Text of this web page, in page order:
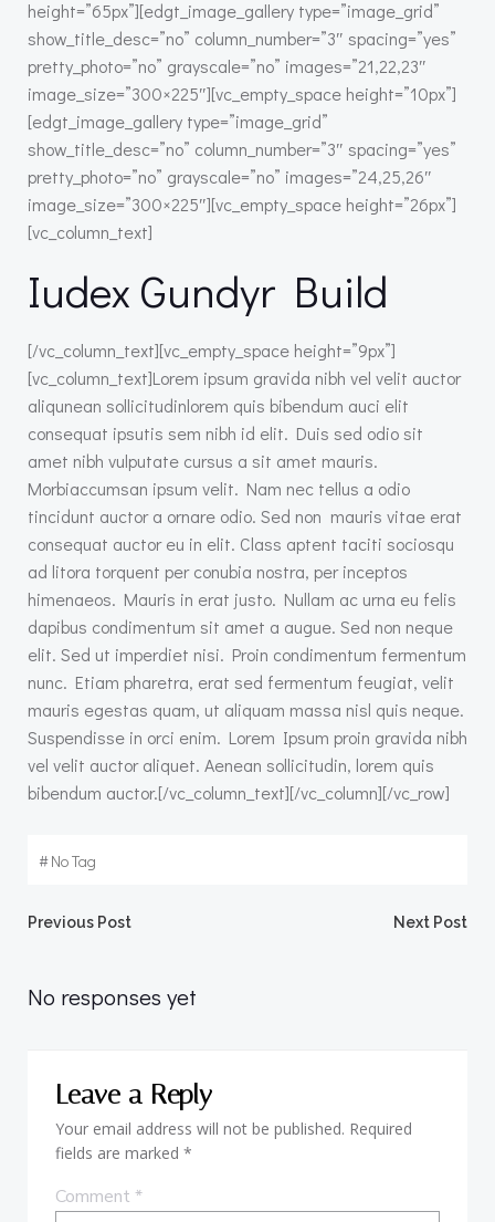
height=”65px”][edgt_image_gallery type=”image_grid”
show_title_desc=”no” column_number=”3″ spacing=”yes”
pretty_photo=”no” grayscale=”no” images=”21,22,23″
image_size=”300×225″][vc_empty_space height=”10px”]
[edgt_image_gallery type=”image_grid”
show_title_desc=”no” column_number=”3″ spacing=”yes”
pretty_photo=”no” grayscale=”no” images=”24,25,26″
image_size=”300×225″][vc_empty_space height=”26px”]
[vc_column_text]
Iudex Gundyr Build
[/vc_column_text][vc_empty_space height=”9px”]
[vc_column_text]Lorem ipsum gravida nibh vel velit auctor
aliqunean sollicitudinlorem quis bibendum auci elit
consequat ipsutis sem nibh id elit. Duis sed odio sit
amet nibh vulputate cursus a sit amet mauris.
Morbiaccumsan ipsum velit. Nam nec tellus a odio
tincidunt auctor a ornare odio. Sed non mauris vitae erat
consequat auctor eu in elit. Class aptent taciti sociosqu
ad litora torquent per conubia nostra, per inceptos
himenaeos. Mauris in erat justo. Nullam ac urna eu felis
dapibus condimentum sit amet a augue. Sed non neque
elit. Sed ut imperdiet nisi. Proin condimentum fermentum
nunc. Etiam pharetra, erat sed fermentum feugiat, velit
mauris egestas quam, ut aliquam massa nisl quis neque.
Suspendisse in orci enim. Lorem Ipsum proin gravida nibh
vel velit auctor aliquet. Aenean sollicitudin, lorem quis
bibendum auctor.[/vc_column_text][/vc_column][/vc_row]
#No Tag
Post
navigation
Previous Post Next Post
No responses yet
Leave a Reply
Your email address will not be published. Required
fields are marked *
Comment *